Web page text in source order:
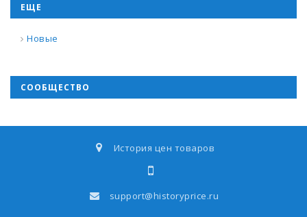
ЕЩЕ
Новые
СООБЩЕСТВО
История цен товаров
support@historyprice.ru